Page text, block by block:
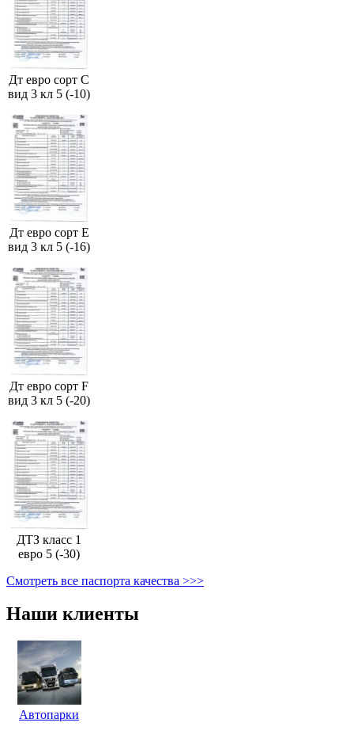
Дт евро сорт С
вид 3 кл 5 (-10)
Дт евро сорт Е
вид 3 кл 5 (-16)
Дт евро сорт F
вид 3 кл 5 (-20)
ДТЗ класс 1
евро 5 (-30)
Смотреть все паспорта качества >>>
Наши клиенты
Автопарки